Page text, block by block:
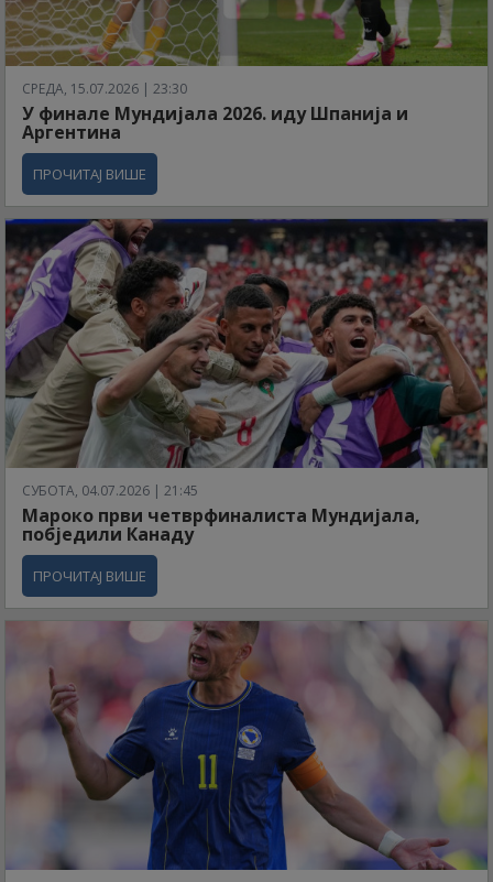
СРЕДА, 15.07.2026 | 23:30
У финале Мундијала 2026. иду Шпанија и
Аргентина
ПРОЧИТАЈ ВИШЕ
СУБОТА, 04.07.2026 | 21:45
Мароко први четврфиналиста Мундијала,
побједили Канаду
ПРОЧИТАЈ ВИШЕ